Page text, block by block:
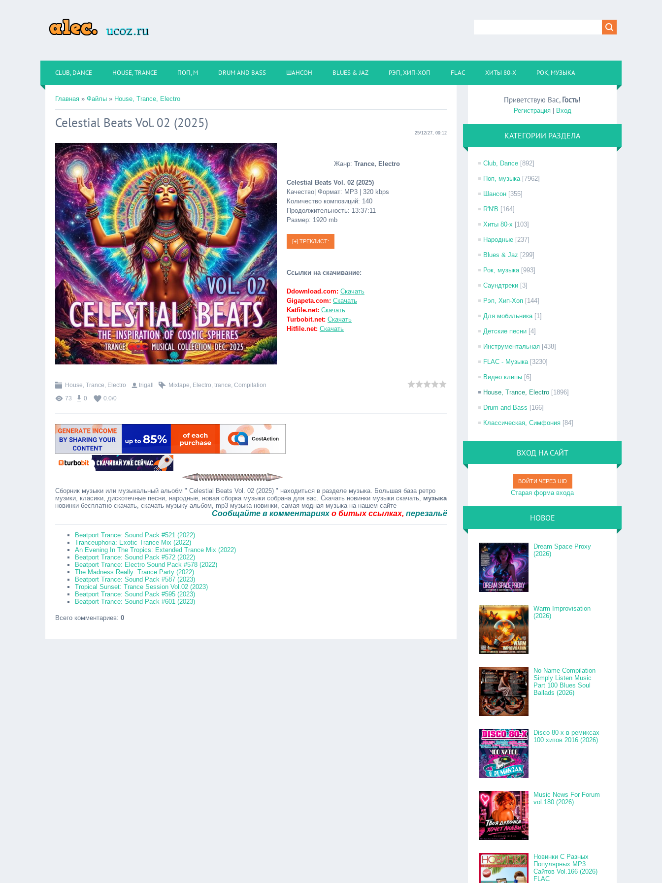
CLUB, DANCE HOUSE, TRANCE ПОП, М DRUM AND BASS ШАНСОН BLUES & JAZ РЭП, ХИП-ХОП FLAC ХИТЫ 80-Х РОК, МУЗЫКА
Главная » Файлы » House, Trance, Electro
Celestial Beats Vol. 02 (2025)
25/12/27, 09:12
Жанр: Trance, Electro
Celestial Beats Vol. 02 (2025)
Качество| Формат: MP3 | 320 kbps
Количество композиций: 140
Продолжительность: 13:37:11
Размер: 1920 mb
Ссылки на скачивание:
Ddownload.com: Скачать
Gigapeta.com: Скачать
Katfile.net: Скачать
Turbobit.net: Скачать
Hitfile.net: Скачать
House, Trance, Electro trigall Mixtape, Electro, trance, Compilation
73
0 0.0/0
Сборник музыки или музыкальный альобм " Celestial Beats Vol. 02 (2025) " находиться в разделе музыка. Большая база ретро
музики, класики, дискотечные песни, народные, новая сборка музыки собрана для вас. Скачать новинки музыки скачать, музыка
новинки бесплатно скачать, скачать музыку альбом, mp3 музыка новинки, самая модная музыка на нашем сайте
Сообщайте в комментарияхо битых ссылках,перезальём быстро.
Beatport Trance: Sound Pack #521 (2022)
Tranceuphoria: Exotic Trance Mix (2022)
An Evening In The Tropics: Extended Trance Mix (2022)
Beatport Trance: Sound Pack #572 (2022)
Beatport Trance: Electro Sound Pack #578 (2022)
The Madness Really: Trance Party (2022)
Beatport Trance: Sound Pack #587 (2023)
Tropical Sunset: Trance Session Vol.02 (2023)
Beatport Trance: Sound Pack #595 (2023)
Beatport Trance: Sound Pack #601 (2023)
Всего комментариев: 0
Приветствую Вас, Гость!
Регистрация| Вход
КАТЕГОРИИ РАЗДЕЛА
Club, Dance [892]
Поп, музыка [7962]
Шансон [355]
R'N'B [164]
Хиты 80-х [103]
Народные [237]
Blues & Jaz [299]
Рок, музыка [993]
Саундтреки [3]
Рэп, Хип-Хоп [144]
Для мобильника [1]
Детские песни [4]
Инструментальная [438]
FLAC - Музыка [3230]
Видео клипы [6]
House, Trance, Electro [1896]
Drum and Bass [166]
Классическая, Симфония [84]
ВХОД НА САЙТ
ВОЙТИ ЧЕРЕЗ UID
Старая форма входа
НОВОЕ
Dream Space Proxy
(2026)
Warm Improvisation
(2026)
No Name Compilation
Simply Listen Music
Part 100 Blues Soul
Ballads (2026)
Disco 80-x в ремиксах
100 хитов 2016 (2026)
Music News For Forum
vol.180 (2026)
Новинки С Разных
Популярных MP3
Сайтов Vol.166 (2026)
FLAC